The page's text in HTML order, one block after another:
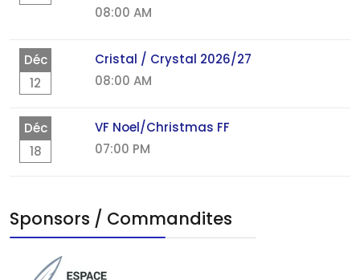
08:00 AM
Déc
12
Cristal / Crystal 2026/27
08:00 AM
Déc
18
VF Noel/Christmas FF
07:00 PM
Sponsors / Commandites